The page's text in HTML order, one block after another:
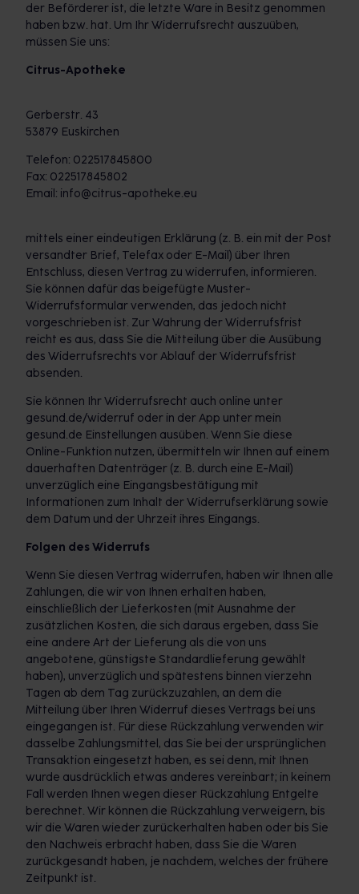
der Beförderer ist, die letzte Ware in Besitz genommen
haben bzw. hat. Um Ihr Widerrufsrecht auszuüben,
müssen Sie uns:
Citrus-Apotheke
Gerberstr. 43
53879 Euskirchen
Telefon: 022517845800
Fax: 022517845802
Email: info@citrus-apotheke.eu
mittels einer eindeutigen Erklärung (z. B. ein mit der Post
versandter Brief, Telefax oder E-Mail) über Ihren
Entschluss, diesen Vertrag zu widerrufen, informieren.
Sie können dafür das beigefügte Muster-
Widerrufsformular verwenden, das jedoch nicht
vorgeschrieben ist. Zur Wahrung der Widerrufsfrist
reicht es aus, dass Sie die Mitteilung über die Ausübung
des Widerrufsrechts vor Ablauf der Widerrufsfrist
absenden.
Sie können Ihr Widerrufsrecht auch online unter
gesund.de/widerruf oder in der App unter mein
gesund.de Einstellungen ausüben. Wenn Sie diese
Online-Funktion nutzen, übermitteln wir Ihnen auf einem
dauerhaften Datenträger (z. B. durch eine E-Mail)
unverzüglich eine Eingangsbestätigung mit
Informationen zum Inhalt der Widerrufserklärung sowie
dem Datum und der Uhrzeit ihres Eingangs.
Folgen des Widerrufs
Wenn Sie diesen Vertrag widerrufen, haben wir Ihnen alle
Zahlungen, die wir von Ihnen erhalten haben,
einschließlich der Lieferkosten (mit Ausnahme der
zusätzlichen Kosten, die sich daraus ergeben, dass Sie
eine andere Art der Lieferung als die von uns
angebotene, günstigste Standardlieferung gewählt
haben), unverzüglich und spätestens binnen vierzehn
Tagen ab dem Tag zurückzuzahlen, an dem die
Mitteilung über Ihren Widerruf dieses Vertrags bei uns
eingegangen ist. Für diese Rückzahlung verwenden wir
dasselbe Zahlungsmittel, das Sie bei der ursprünglichen
Transaktion eingesetzt haben, es sei denn, mit Ihnen
wurde ausdrücklich etwas anderes vereinbart; in keinem
Fall werden Ihnen wegen dieser Rückzahlung Entgelte
berechnet. Wir können die Rückzahlung verweigern, bis
wir die Waren wieder zurückerhalten haben oder bis Sie
den Nachweis erbracht haben, dass Sie die Waren
zurückgesandt haben, je nachdem, welches der frühere
Zeitpunkt ist.